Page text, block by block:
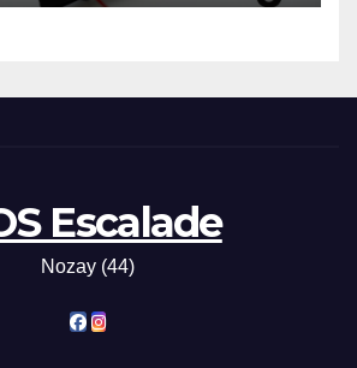
Escalade
Nozay (44)